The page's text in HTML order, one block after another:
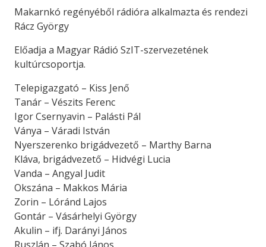
Makarnkó regényéből rádióra alkalmazta és rendezi
Rácz György
Előadja a Magyar Rádió SzIT-szervezetének
kultúrcsoportja.
Telepigazgató – Kiss Jenő
Tanár – Vészits Ferenc
Igor Csernyavin – Palásti Pál
Ványa – Váradi István
Nyerszerenko brigádvezető – Marthy Barna
Kláva, brigádvezető – Hidvégi Lucia
Vanda – Angyal Judit
Okszána – Makkos Mária
Zorin – Lóránd Lajos
Gontár – Vásárhelyi György
Akulin – ifj. Darányi János